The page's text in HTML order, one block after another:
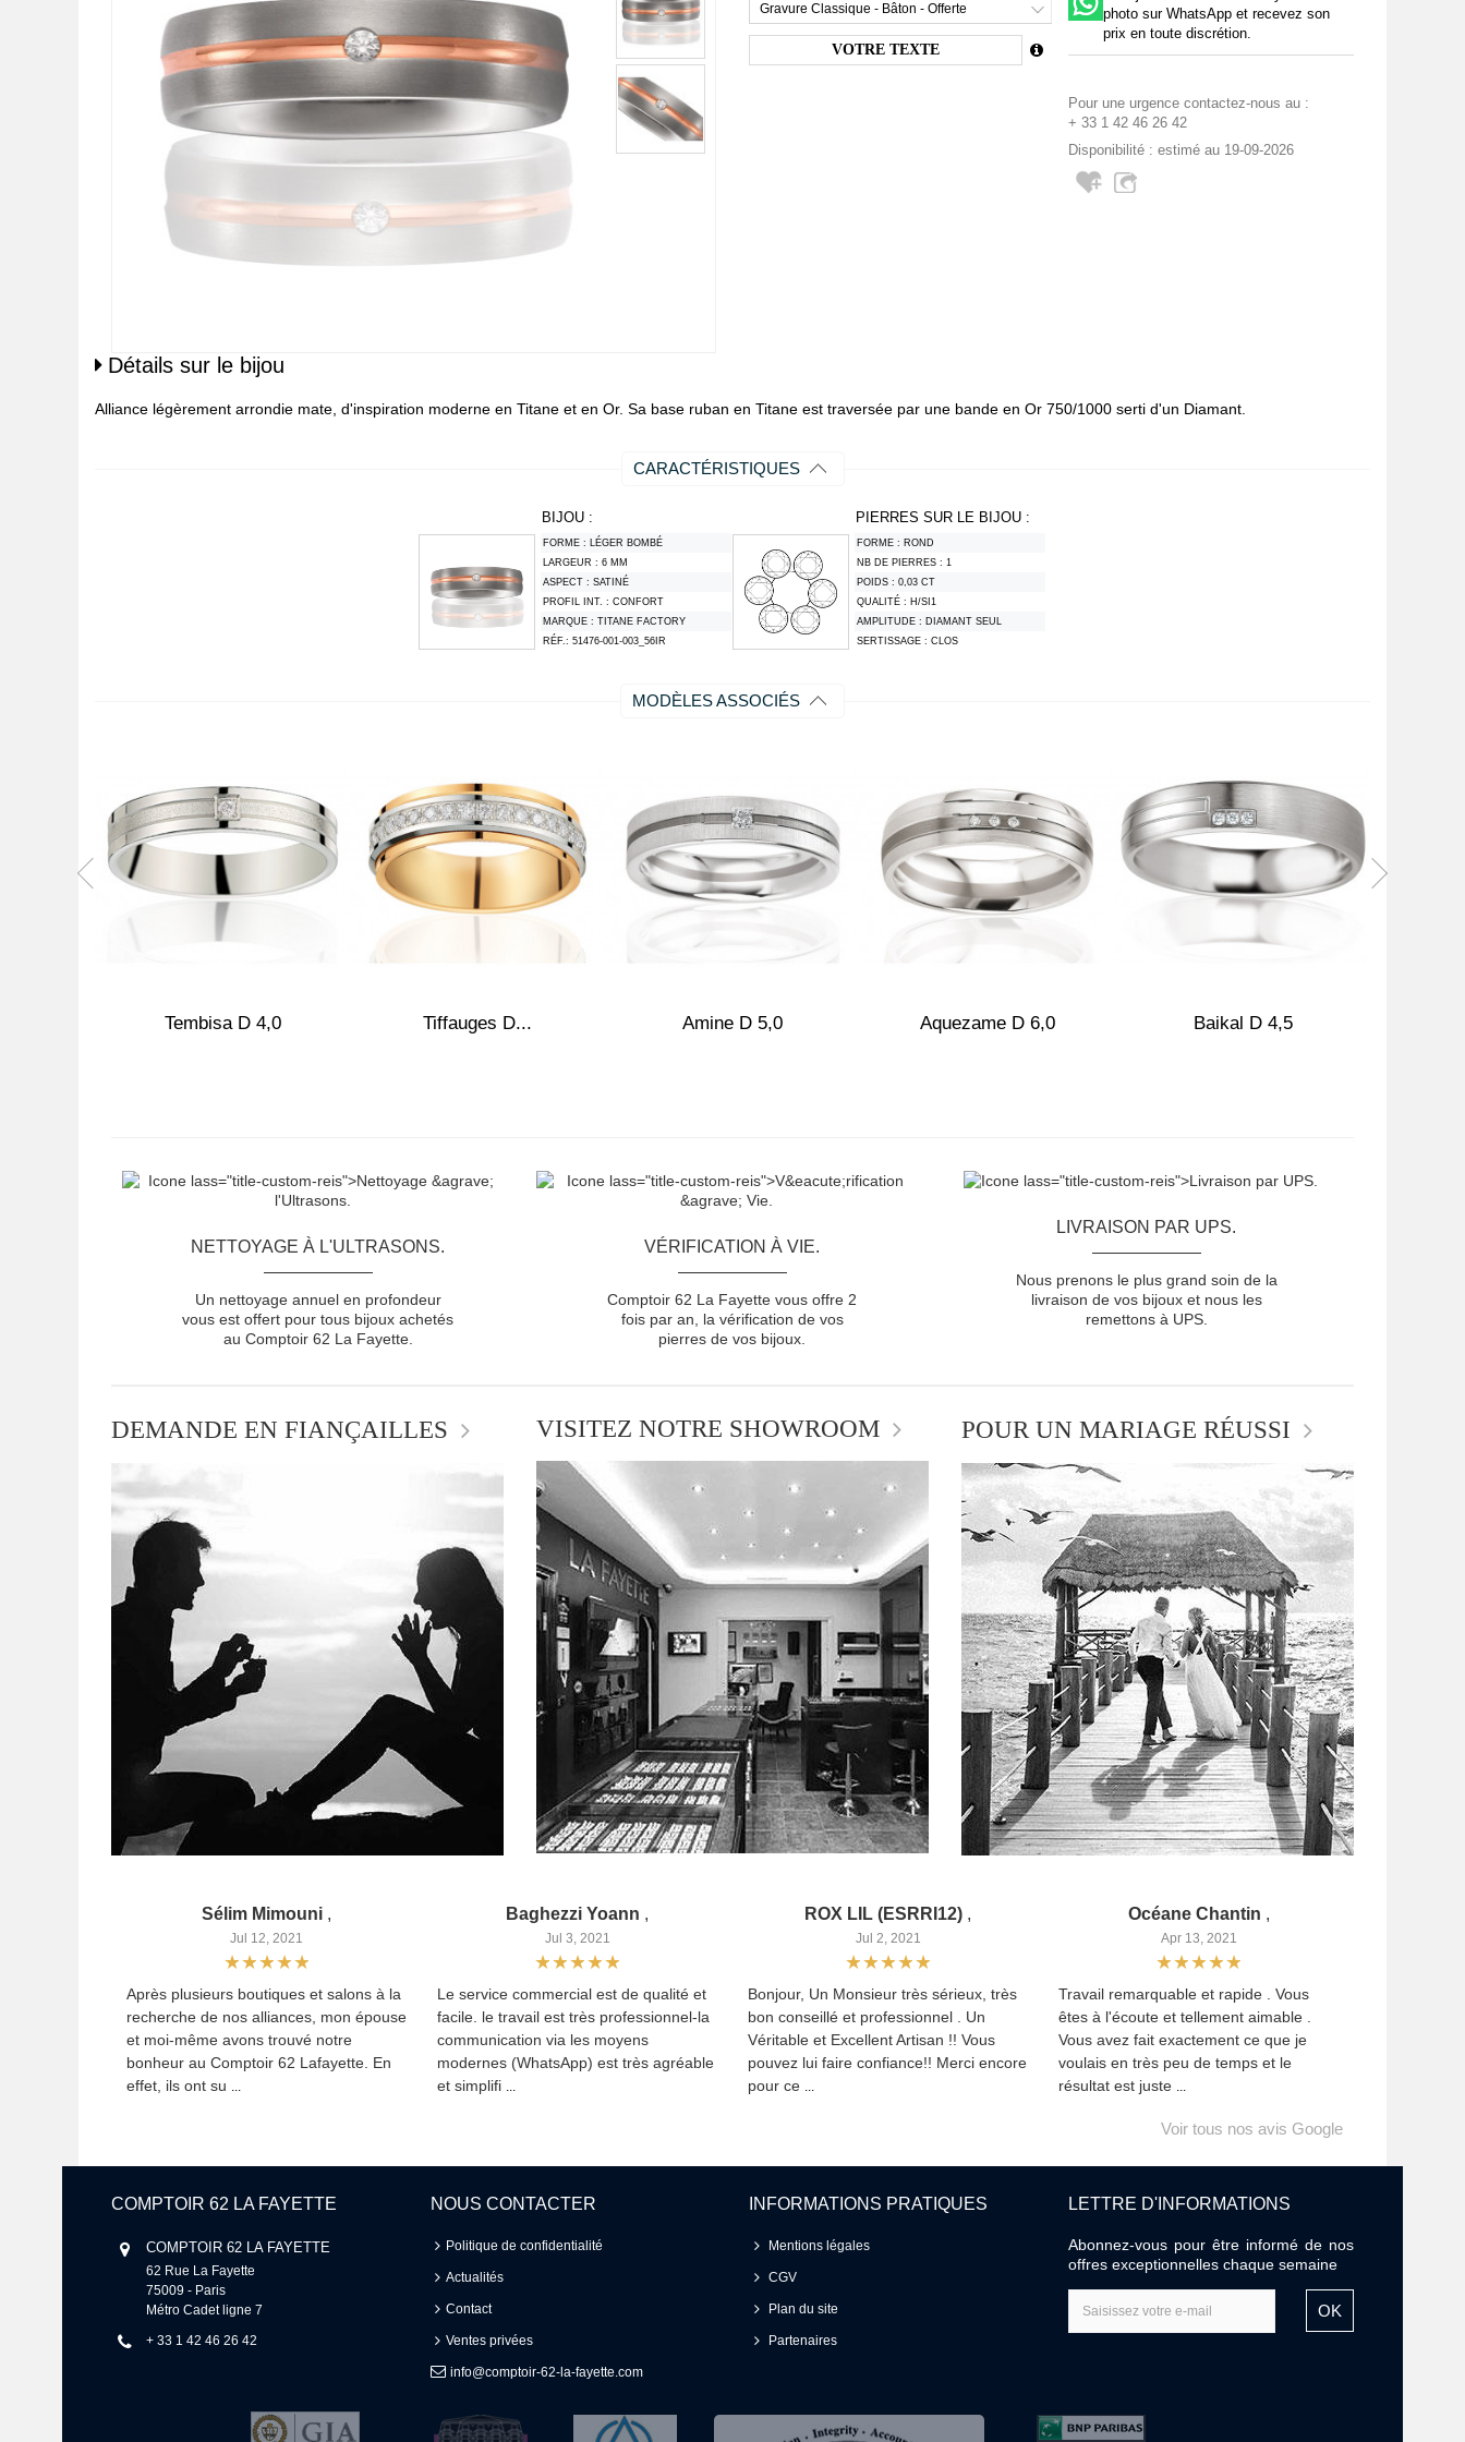
Gravure Classique - Bâton - Offerte
photo sur WhatsApp et recevez son
prix en toute discrétion.
Pour une urgence contactez-nous au :
+ 33 1 42 46 26 42
Disponibilité : estimé au 19-09-2026
Détails sur le bijou
Alliance légèrement arrondie mate, d'inspiration moderne en Titane et en Or. Sa base ruban en Titane est traversée par une bande en Or 750/1000 serti d'un Diamant.
CARACTÉRISTIQUES
BIJOU :
FORME : LÉGER BOMBÉ
LARGEUR :6 MM
ASPECT :SATINÉ
PROFIL INT. :CONFORT
MARQUE :TITANE FACTORY
RÉF.:51476-001-003_56IR
PIERRES SUR LE BIJOU :
FORME : ROND
NB DE PIERRES :1
POIDS :0,03 CT
QUALITÉ : H/SI1
AMPLITUDE : DIAMANT SEUL
SERTISSAGE :CLOS
MODÈLES ASSOCIÉS
Tembisa D 4,0 Tiffauges D... Amine D 5,0 Aquezame D 6,0 Baikal D 4,5
NETTOYAGE À L'ULTRASONS.
Un nettoyage annuel en profondeur
vous est offert pour tous bijoux achetés
au Comptoir 62 La Fayette.
VÉRIFICATION À VIE.
Comptoir 62 La Fayette vous offre 2
fois par an, la vérification de vos
pierres de vos bijoux.
LIVRAISON PAR UPS.
Nous prenons le plus grand soin de la
livraison de vos bijoux et nous les
remettons à UPS.
DEMANDE EN FIANÇAILLES VISITEZ NOTRE SHOWROOM POUR UN MARIAGE RÉUSSI
Sélim Mimouni ,
Jul 12, 2021
Après plusieurs boutiques et salons à la
recherche de nos alliances, mon épouse
et moi-même avons trouvé notre
bonheur au Comptoir 62 Lafayette. En
effet, ils ont su ...
Baghezzi Yoann ,
Jul 3, 2021
Le service commercial est de qualité et
facile. le travail est très professionnel-la
communication via les moyens
modernes (WhatsApp) est très agréable
et simplifi ...
ROX LIL (ESRRI12) ,
Jul 2, 2021
Bonjour, Un Monsieur très sérieux, très
bon conseillé et professionnel . Un
Véritable et Excellent Artisan !! Vous
pouvez lui faire confiance!! Merci encore
pour ce ...
Océane Chantin ,
Apr 13, 2021
Travail remarquable et rapide . Vous
êtes à l'écoute et tellement aimable .
Vous avez fait exactement ce que je
voulais en très peu de temps et le
résultat est juste ...
Voir tous nos avis Google
COMPTOIR 62 LA FAYETTE
COMPTOIR 62 LA FAYETTE
62 Rue La Fayette
75009 - Paris
Métro Cadet ligne 7
+ 33 1 42 46 26 42
NOUS CONTACTER
Politique de confidentialité
Actualités
Contact
Ventes privées
info@comptoir-62-la-fayette.com
INFORMATIONS PRATIQUES
Mentions légales
CGV
Plan du site
Partenaires
LETTRE D'INFORMATIONS
Abonnez-vous pour être informé de nos
offres exceptionnelles chaque semaine
OK